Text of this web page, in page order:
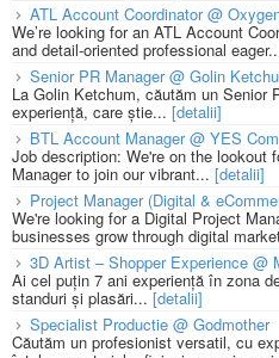
ATL Account Coordinator @
We’re looking for an ATL Account
and detail-oriented professional
Senior PR Manager @ Golin
La Golin Ketchum, căutăm un Senior
experiență, care știe... [detalii]
BTL Account Manager @ YES
Job description: We're on the lookout
Manager to join our vibrant... [detalii]
Project Manager (Digital &
We're looking for a Digital Project
businesses grow through digital
3D Artist – Shopper Experience @
Ai cel puțin 7 ani experiență în zona
standuri și plasări... [detalii]
Specialist Productie @ Godmother
Căutăm un profesionist versatil, cu